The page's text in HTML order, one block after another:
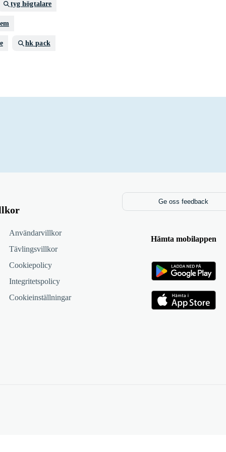
tyg högtalare
hk pack
Användarvillkor
Tävlingsvillkor
Cookiepolicy
Integritetspolicy
Cookieinställningar
Ge oss feedback
Hämta mobilappen